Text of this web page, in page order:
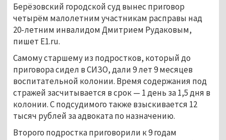
Берёзовский городской суд вынес приговор
четырём малолетним участникам расправы над
20-летним инвалидом Дмитрием Рудаковым,
пишет E1.ru.
Самому старшему из подростков, который до
приговора сидел в СИЗО, дали 9 лет 9 месяцев
воспитательной колонии. Время содержания под
стражей засчитывается в срок — 1 день за 1,5 дня в
колонии. С подсудимого также взыскивается 12
тысяч рублей за адвоката по назначению.
Второго подростка приговорили к 9 годам